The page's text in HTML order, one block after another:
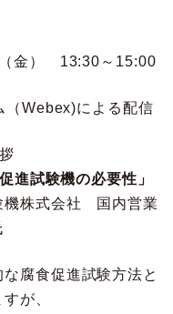
下さい。
） 13:30～15:00
による配信
進試験機の必要性」
株式会社 国内営業
促進試験方法と
が、